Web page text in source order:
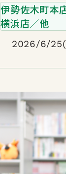
伊勢佐木町本
横浜店／他
2026/6/25(